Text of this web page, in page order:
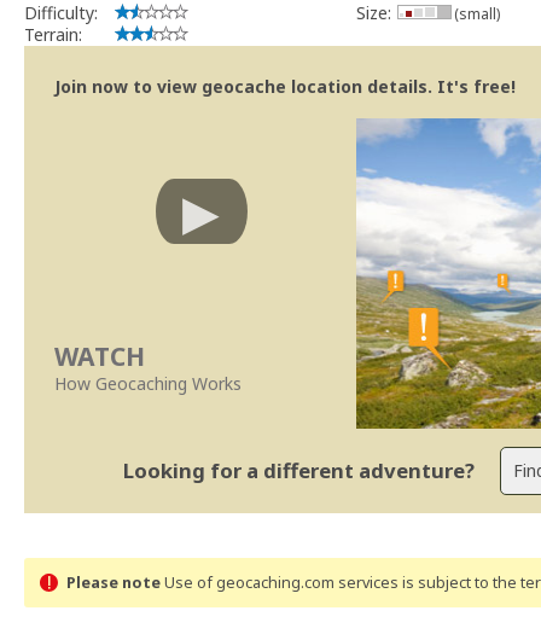
Difficulty:
Terrain:
Size: (small)
Join now to view geocache location details. It's free!
WATCH
How Geocaching Works
Looking for a different adventure?
Please noteUse of geocaching.com services is subject to the